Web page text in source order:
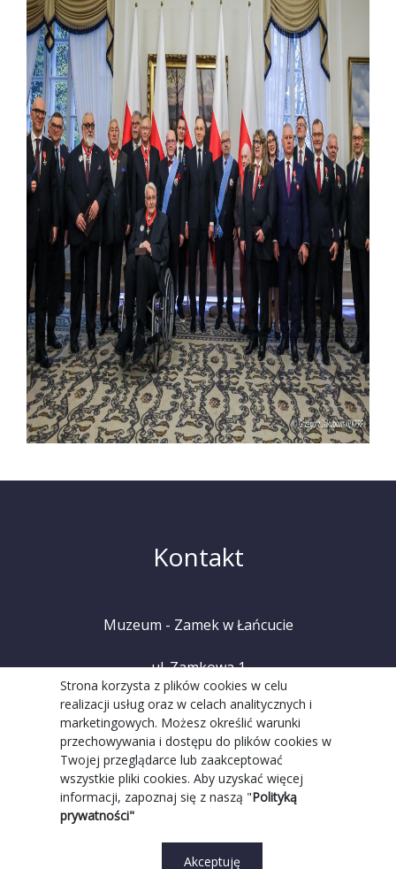
Strona korzysta z plików cookies w celu
realizacji usług oraz w celach analitycznych i
marketingowych. Możesz określić warunki
przechowywania i dostępu do plików cookies w
Twojej przeglądarce lub zaakceptować
wszystkie pliki cookies. Aby uzyskać więcej
informacji, zapoznaj się z naszą "Polityką
prywatności"
Akceptuję
Kontakt
Muzeum - Zamek w Łańcucie
ul. Zamkowa 1
37-100 Łańcut
tel. +48 (17) 225 20 08